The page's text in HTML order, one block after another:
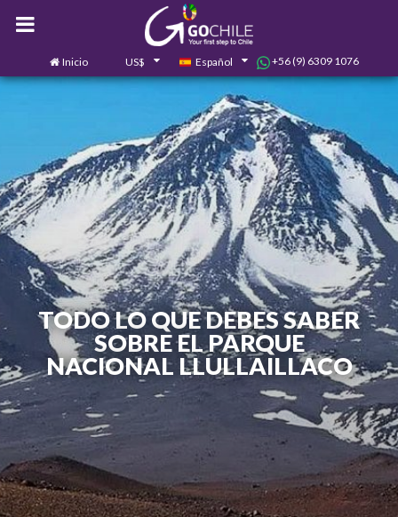
Inicio US$ Español +56 (9) 6309 1076
TODO LO QUE DEBES SABER
SOBRE EL PARQUE
NACIONAL LLULLAILLACO